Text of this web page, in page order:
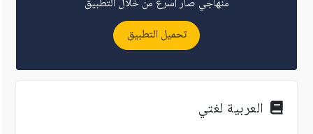
منهاجي صار أسرع من خلال التطبيق
تحميل التطبيق
العربية لغتي